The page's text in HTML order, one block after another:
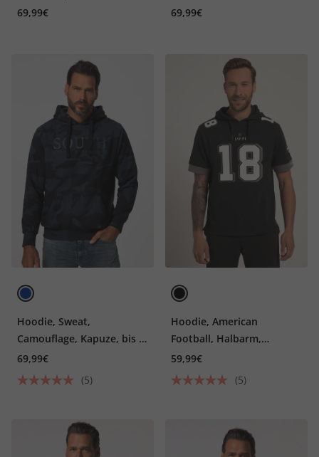
69,99€
69,99€
Hoodie, Sweat,
Camouflage, Kapuze, bis 8
XL
69,99€
(5)
Hoodie, American
Football, Halbarm,
Kapuze, großer Print
59,99€
(5)